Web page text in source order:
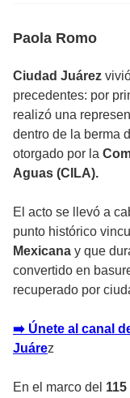
Paola Romo
Ciudad Juárez
precedentes: por
realizó una
dentro de la berma
otorgado por la
Aguas (CILA).
El acto se llevó a
punto histórico
Mexicana y que
convertido en
recuperado por
➡️ Únete al canal
Juárez
En el marco del